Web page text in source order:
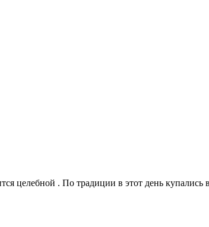
целебной . По традиции в этот день